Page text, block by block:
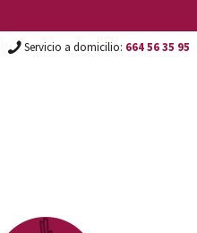
Servicio a domicilio: 664 56 35 95